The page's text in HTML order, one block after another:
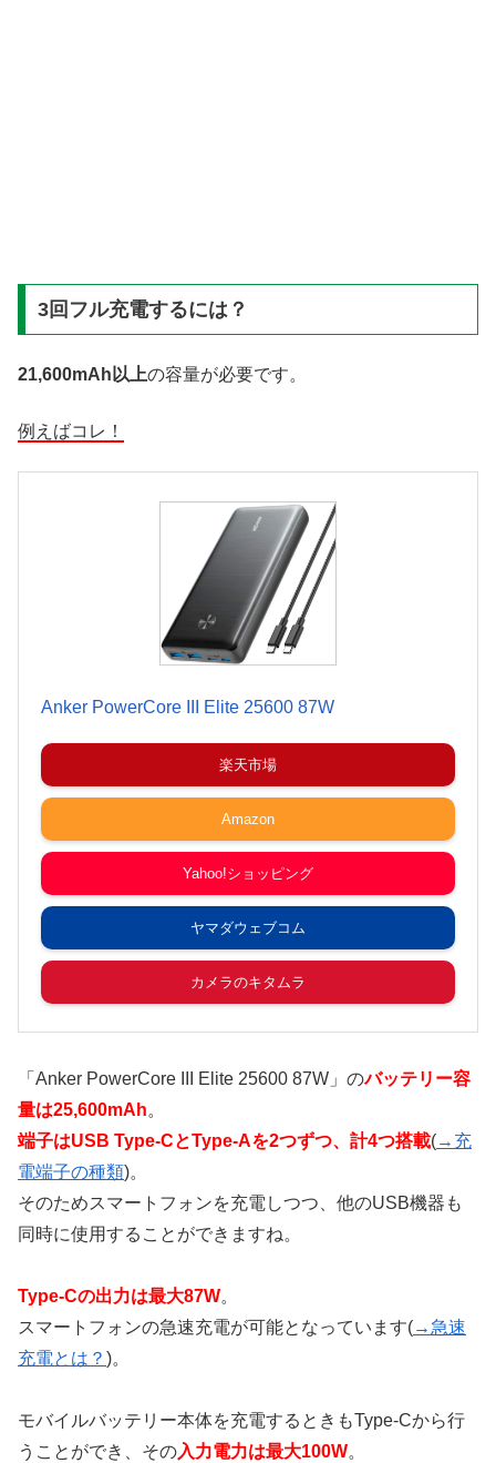
3回フル充電するには？
21,600mAh以上の容量が必要です。
例えばコレ！
Anker PowerCore III Elite 25600 87W
楽天市場
Amazon
Yahoo!ショッピング
ヤマダウェブコム
カメラのキタムラ
「Anker PowerCore III Elite 25600 87W」のバッテリー容
量は25,600mAh。
端子はUSB Type-CとType-Aを2つずつ、計4つ搭載(→充
電端子の種類)。
そのためスマートフォンを充電しつつ、他のUSB機器も
同時に使用することができますね。
Type-Cの出力は最大87W。
スマートフォンの急速充電が可能となっています(→急速
充電とは？ )。
モバイルバッテリー本体を充電するときもType-Cから行
うことができ、その入力電力は最大100W。